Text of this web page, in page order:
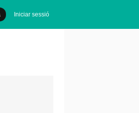
Iniciar sessió